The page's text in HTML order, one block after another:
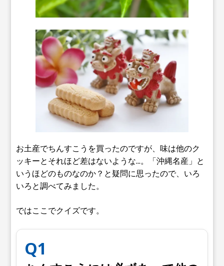
お土産でちんすこうを買ったのですが、味は他のク
ッキーとそれほど差はないような...。「沖縄名産」と
いうほどのものなのか？と疑問に思ったので、いろ
いろと調べてみました。
ではここでクイズです。
Q1